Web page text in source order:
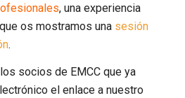
, una experiencia
os mostramos una sesión
.
socios de EMCC que ya
el enlace a nuestro